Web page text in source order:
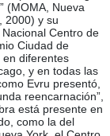
(MOMA, Nueva
2000) y su
Centro de
Ciudad de
en diferentes
y en todas las
Evru presentó,
reencarnación”,
está presente en
como la del